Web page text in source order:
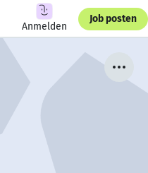
Anmelden
Job posten